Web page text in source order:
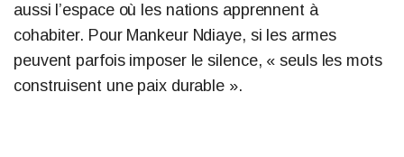
aussi l’espace où les nations apprennent à
cohabiter. Pour Mankeur Ndiaye, si les armes
peuvent parfois imposer le silence, « seuls les mots
construisent une paix durable ».